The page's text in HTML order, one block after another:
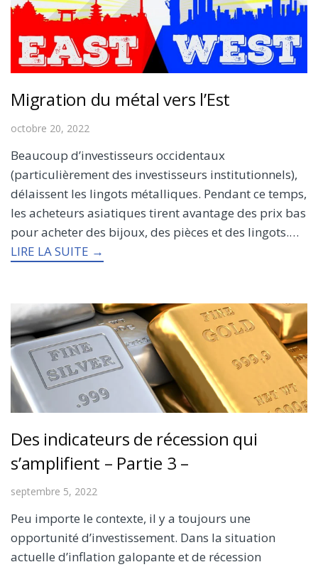
Migration du métal vers l’Est
octobre 20, 2022
Beaucoup d’investisseurs occidentaux
(particulièrement des investisseurs institutionnels),
délaissent les lingots métalliques. Pendant ce temps,
les acheteurs asiatiques tirent avantage des prix bas
pour acheter des bijoux, des pièces et des lingots.…
LIRE LA SUITE →
Des indicateurs de récession qui
s’amplifient – Partie 3 –
septembre 5, 2022
Peu importe le contexte, il y a toujours une
opportunité d’investissement. Dans la situation
actuelle d’inflation galopante et de récession